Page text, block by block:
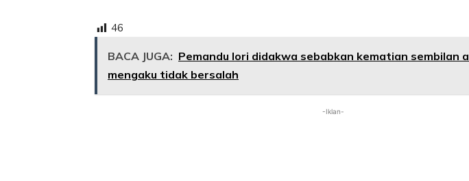
46
BACA JUGA: Pemandu lori didakwa sebabkan kematian sembilan
mengaku tidak bersalah
-Iklan-